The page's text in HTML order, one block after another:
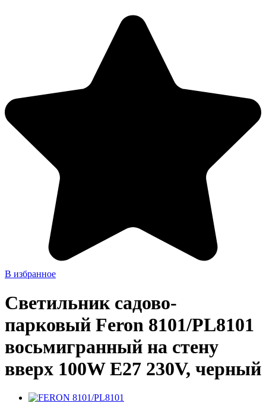
В избранное
Светильник садово-
парковый Feron 8101/PL8101
восьмигранный на стену
вверх 100W E27 230V, черный